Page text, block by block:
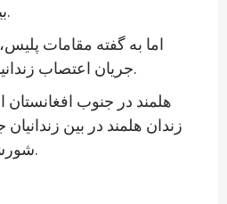
بیشتری نیرو فرستاده اند.
اما به گفته مقامات
جریان اعتصاب زندانیان هلمند رخ نداده است.
هلمند در جنوب افغانستان
زندان هلمند در بین زندانیان
شورشگری نیز زندانی هستند.